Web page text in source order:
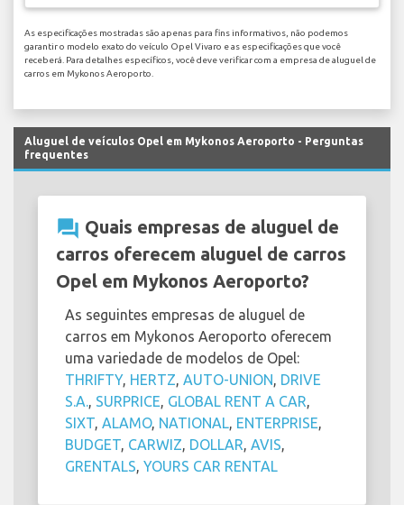
As especificações mostradas são apenas para fins informativos, não podemos
garantir o modelo exato do veículo Opel Vivaro e as especificações que você
receberá. Para detalhes específicos, você deve verificar com a empresa de aluguel de
carros em Mykonos Aeroporto.
Aluguel de veículos Opel em Mykonos Aeroporto - Perguntas
frequentes
question_answer Quais empresas de aluguel de
carros oferecem aluguel de carros
Opel em Mykonos Aeroporto?
As seguintes empresas de aluguel de
carros em Mykonos Aeroporto oferecem
uma variedade de modelos de Opel:
THRIFTY, HERTZ, AUTO-UNION, DRIVE
S.A., SURPRICE, GLOBAL RENT A CAR,
SIXT, ALAMO, NATIONAL, ENTERPRISE,
BUDGET, CARWIZ, DOLLAR, AVIS,
GRENTALS, YOURS CAR RENTAL